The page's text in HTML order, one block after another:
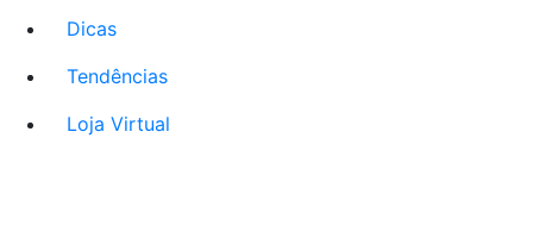
Dicas
Tendências
Loja Virtual